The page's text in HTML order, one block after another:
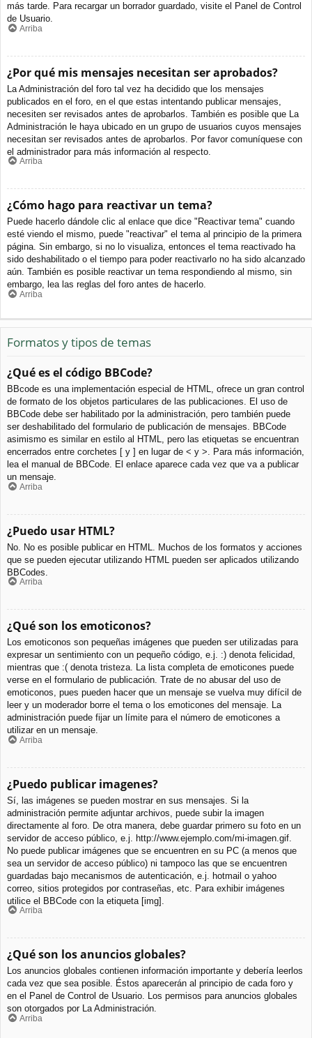
más tarde. Para recargar un borrador guardado, visite el Panel de Control
de Usuario.
Arriba
¿Por qué mis mensajes necesitan ser aprobados?
La Administración del foro tal vez ha decidido que los mensajes
publicados en el foro, en el que estas intentando publicar mensajes,
necesiten ser revisados antes de aprobarlos. También es posible que La
Administración le haya ubicado en un grupo de usuarios cuyos mensajes
necesitan ser revisados antes de aprobarlos. Por favor comuníquese con
el administrador para más información al respecto.
Arriba
¿Cómo hago para reactivar un tema?
Puede hacerlo dándole clic al enlace que dice "Reactivar tema" cuando
esté viendo el mismo, puede "reactivar" el tema al principio de la primera
página. Sin embargo, si no lo visualiza, entonces el tema reactivado ha
sido deshabilitado o el tiempo para poder reactivarlo no ha sido alcanzado
aún. También es posible reactivar un tema respondiendo al mismo, sin
embargo, lea las reglas del foro antes de hacerlo.
Arriba
Formatos y tipos de temas
¿Qué es el código BBCode?
BBcode es una implementación especial de HTML, ofrece un gran control
de formato de los objetos particulares de las publicaciones. El uso de
BBCode debe ser habilitado por la administración, pero también puede
ser deshabilitado del formulario de publicación de mensajes. BBCode
asimismo es similar en estilo al HTML, pero las etiquetas se encuentran
encerrados entre corchetes [ y ] en lugar de < y >. Para más información,
lea el manual de BBCode. El enlace aparece cada vez que va a publicar
un mensaje.
Arriba
¿Puedo usar HTML?
No. No es posible publicar en HTML. Muchos de los formatos y acciones
que se pueden ejecutar utilizando HTML pueden ser aplicados utilizando
BBCodes.
Arriba
¿Qué son los emoticonos?
Los emoticonos son pequeñas imágenes que pueden ser utilizadas para
expresar un sentimiento con un pequeño código, e.j. :) denota felicidad,
mientras que :( denota tristeza. La lista completa de emoticones puede
verse en el formulario de publicación. Trate de no abusar del uso de
emoticonos, pues pueden hacer que un mensaje se vuelva muy difícil de
leer y un moderador borre el tema o los emoticones del mensaje. La
administración puede fijar un límite para el número de emoticones a
utilizar en un mensaje.
Arriba
¿Puedo publicar imagenes?
Sí, las imágenes se pueden mostrar en sus mensajes. Si la
administración permite adjuntar archivos, puede subir la imagen
directamente al foro. De otra manera, debe guardar primero su foto en un
servidor de acceso público, e.j. http://www.ejemplo.com/mi-imagen.gif.
No puede publicar imágenes que se encuentren en su PC (a menos que
sea un servidor de acceso público) ni tampoco las que se encuentren
guardadas bajo mecanismos de autenticación, e.j. hotmail o yahoo
correo, sitios protegidos por contraseñas, etc. Para exhibir imágenes
utilice el BBCode con la etiqueta [img].
Arriba
¿Qué son los anuncios globales?
Los anuncios globales contienen información importante y debería leerlos
cada vez que sea posible. Éstos aparecerán al principio de cada foro y
en el Panel de Control de Usuario. Los permisos para anuncios globales
son otorgados por La Administración.
Arriba